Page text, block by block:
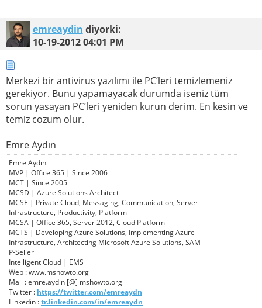
emreaydin diyorki:
10-19-201204:01 PM
Merkezi bir antivirus yazılımı ile PC’leri temizlemeniz
gerekiyor. Bunu yapamayacak durumda iseniz tüm
sorun yasayan PC’leri yeniden kurun derim. En kesin ve
temiz cozum olur.
Emre Aydın
Emre Aydın
MVP | Office 365 | Since 2006
MCT | Since 2005
MCSD | Azure Solutions Architect
MCSE | Private Cloud, Messaging, Communication, Server
Infrastructure, Productivity, Platform
MCSA | Office 365, Server 2012, Cloud Platform
MCTS | Developing Azure Solutions, Implementing Azure
Infrastructure, Architecting Microsoft Azure Solutions, SAM
P-Seller
Intelligent Cloud | EMS
Web : www.mshowto.org
Mail : emre.aydin [@] mshowto.org
Twitter : https://twitter.com/emreaydn
Linkedin :tr.linkedin.com/in/emreaydn